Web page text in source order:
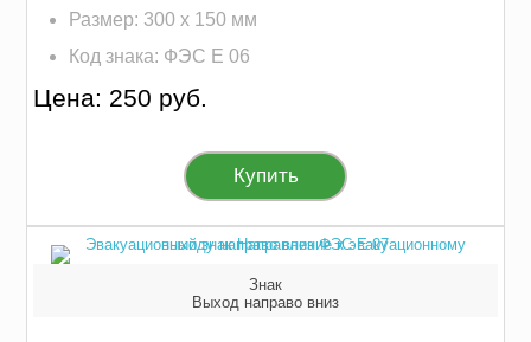
Размер: 300 х 150 мм
Код знака: ФЭС E 06
Цена: 250 руб.
Купить
Знак
Выход направо вниз